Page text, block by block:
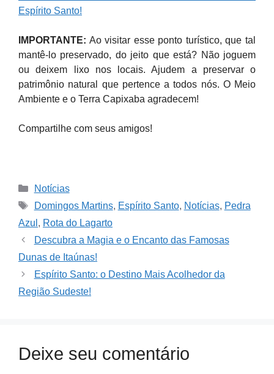
Espírito Santo!
IMPORTANTE: Ao visitar esse ponto turístico, que tal
mantê-lo preservado, do jeito que está? Não joguem
ou deixem lixo nos locais. Ajudem a preservar o
patrimônio natural que pertence a todos nós. O Meio
Ambiente e o Terra Capixaba agradecem!
Compartilhe com seus amigos!
Categories
Notícias
Tags
Domingos Martins, Espírito Santo, Notícias, Pedra
Azul , Rota do Lagarto
Descubra a Magia e o Encanto das Famosas
Dunas de Itaúnas!
Espírito Santo: o Destino Mais Acolhedor da
Região Sudeste!
Deixe seu comentário